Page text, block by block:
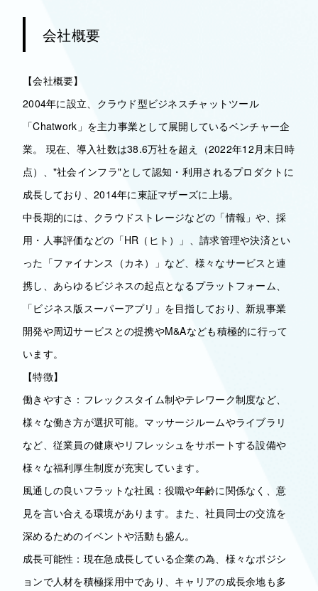
会社概要
【会社概要】
2004年に設立、クラウド型ビジネスチャットツール
「Chatwork」を主力事業として展開しているベンチャー企
業。 現在、導入社数は38.6万社を超え（2022年12月末日時
点）、"社会インフラ"として認知・利用されるプロダクトに
成長しており、2014年に東証マザーズに上場。
中長期的には、クラウドストレージなどの「情報」や、採
用・人事評価などの「HR（ヒト）」、請求管理や決済とい
った「ファイナンス（カネ）」など、様々なサービスと連
携し、あらゆるビジネスの起点となるプラットフォーム、
「ビジネス版スーパーアプリ」を目指しており、新規事業
開発や周辺サービスとの提携やM&Aなども積極的に行って
います。
【特徴】
働きやすさ：フレックスタイム制やテレワーク制度など、
様々な働き方が選択可能。マッサージルームやライブラリ
など、従業員の健康やリフレッシュをサポートする設備や
様々な福利厚生制度が充実しています。
風通しの良いフラットな社風：役職や年齢に関係なく、意
見を言い合える環境があります。また、社員同士の交流を
深めるためのイベントや活動も盛ん。
成長可能性：現在急成長している企業の為、様々なポジシ
ョンで人材を積極採用中であり、キャリアの成長余地も多